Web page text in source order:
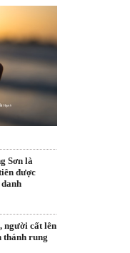
Sơn là
được
người cất lên
thánh rung